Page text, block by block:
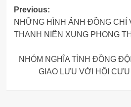
Post
navigation
Previous:
NHỮNG HÌNH ẢNH ĐỒNG CHÍ
THANH NIÊN XUNG PHONG
NHÓM NGHĨA TÌNH ĐỒNG
GIAO LƯU VỚI HỘI